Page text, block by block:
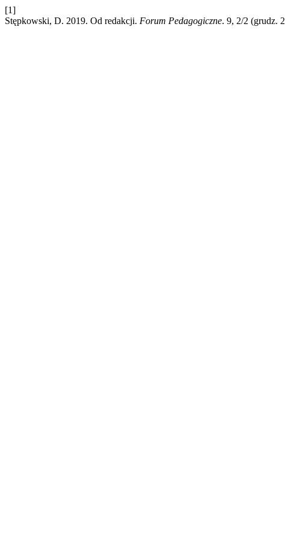
[1]
Stępkowski, D. 2019. Od redakcji. Forum Pedagogiczne. 9, 2/2 (grudz.